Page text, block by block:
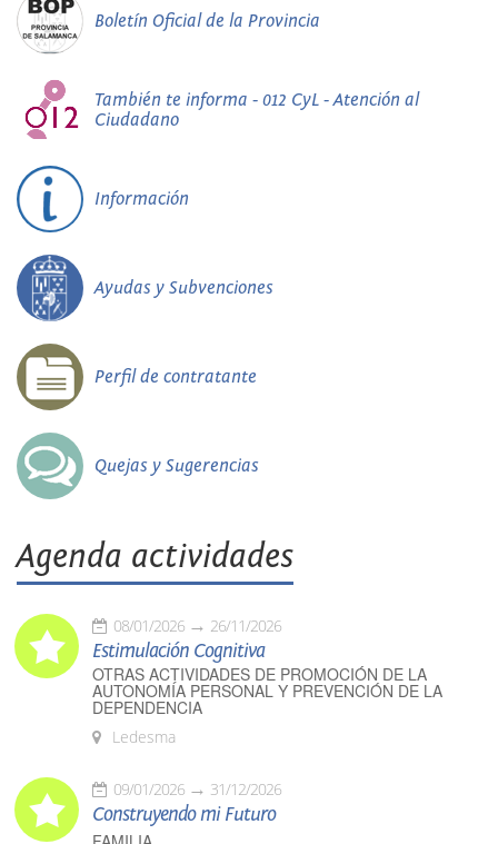
Boletín Oficial de la Provincia
También te informa - 012 CyL - Atención al
Ciudadano
Información
Ayudas y Subvenciones
Perfil de contratante
Quejas y Sugerencias
Agenda actividades
08/01/2026 26/11/2026
Estimulación Cognitiva
OTRAS ACTIVIDADES DE PROMOCIÓN DE LA
AUTONOMÍA PERSONAL Y PREVENCIÓN DE LA
DEPENDENCIA
Ledesma
09/01/2026 31/12/2026
Construyendo mi Futuro